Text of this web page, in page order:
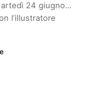
24 giugno…
l’illustratore